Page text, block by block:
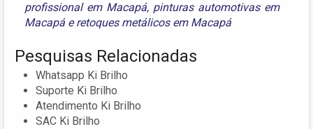
profissional em Macapá, pinturas automotivas em
Macapáeretoques metálicos em Macapá
Pesquisas Relacionadas
Whatsapp Ki Brilho
Suporte Ki Brilho
Atendimento Ki Brilho
SAC Ki Brilho